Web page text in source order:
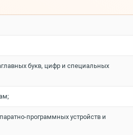
букв, цифр и специальных
программных устройств и